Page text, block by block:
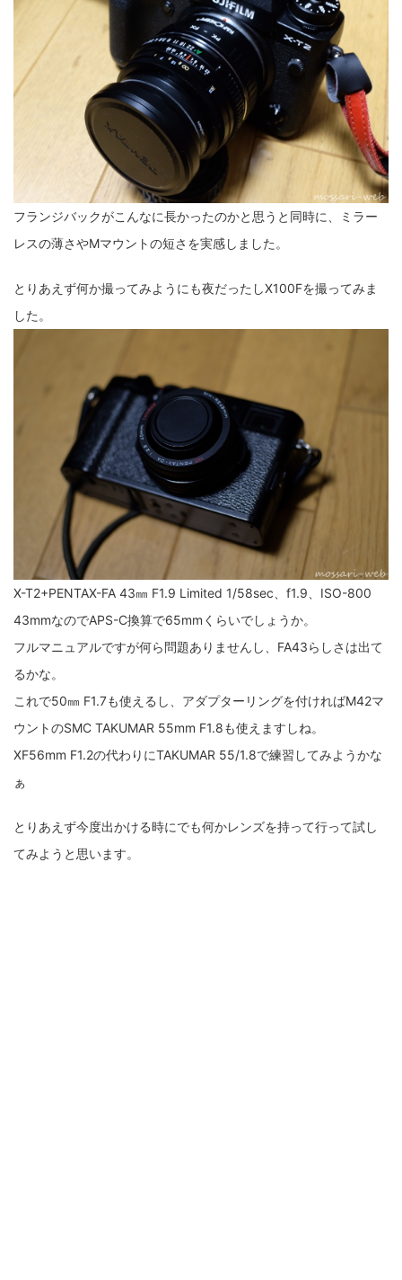
X100F X half Xiaomi Pad 6 Xperia1VI Z-1
Z5 Z6II Z9 Z30 Z50II Zf Zfc
α1 II α7CR α6700 フィルムカメラ
フォクトレンダー ライカIIf ライカM4 ライカM10
ライカM10-R ライカX2 ローライ35
ローライコード 原神
フランジバックがこんなに長かったのかと思うと同時に、ミラー
レスの薄さやMマウントの短さを実感しました。
とりあえず何か撮ってみようにも夜だったしX100Fを撮ってみま
した。
X-T2+PENTAX-FA 43㎜ F1.9 Limited 1/58sec、f1.9、ISO-800
43mmなのでAPS-C換算で65mmくらいでしょうか。
フルマニュアルですが何ら問題ありませんし、FA43らしさは出て
るかな。
これで50㎜ F1.7も使えるし、アダプターリングを付ければM42マ
ウントのSMC TAKUMAR 55mm F1.8も使えますしね。
XF56mm F1.2の代わりにTAKUMAR 55/1.8で練習してみようかな
ぁ
とりあえず今度出かける時にでも何かレンズを持って行って試し
てみようと思います。